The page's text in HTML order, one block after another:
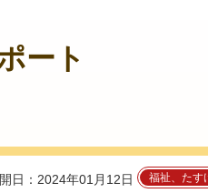
ート
日：2024年01月12日 福祉、たす